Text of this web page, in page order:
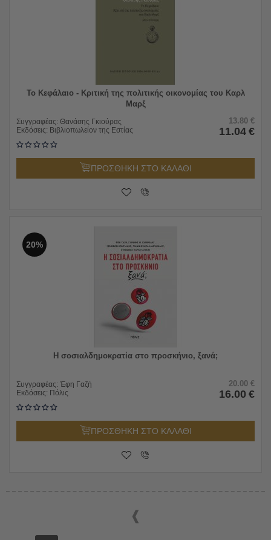
Το Κεφάλαιο - Κριτική της πολιτικής οικονομίας του Καρλ
Μαρξ
Συγγραφέας: Θανάσης Γκιούρας
Εκδόσεις: Βιβλιοπωλείον της Εστίας
13.80 €
11.04 €
ΠΡΟΣΘΗΚΗ ΣΤΟ ΚΑΛΑΘΙ
20%
Η σοσιαλδημοκρατία στο προσκήνιο, ξανά;
Συγγραφέας: Έφη Γαζή
Εκδόσεις: Πόλις
20.00 €
16.00 €
ΠΡΟΣΘΗΚΗ ΣΤΟ ΚΑΛΑΘΙ